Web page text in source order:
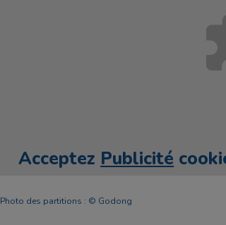
Acceptez Publicité
Photo des partitions : © Godong